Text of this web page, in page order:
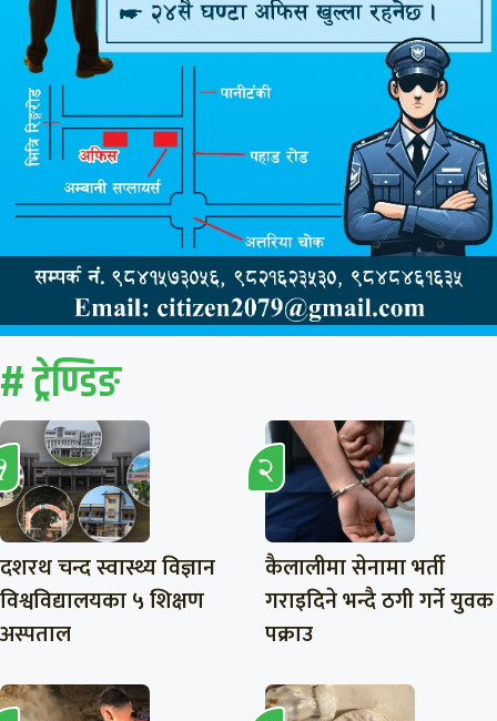
# ट्रेण्डिङ
दशरथ चन्द स्वास्थ्य विज्ञान
विश्वविद्यालयका ५ शिक्षण
अस्पताल
कैलालीमा सेनामा भर्ती
गराइदिने भन्दै ठगी गर्ने युवक
पक्राउ